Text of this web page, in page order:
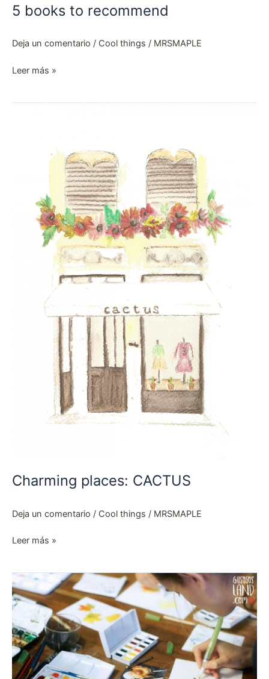
5 books to recommend
Deja un comentario / Cool things / MRSMAPLE
Leer más »
Charming places: CACTUS
Deja un comentario / Cool things / MRSMAPLE
Leer más »
Color
friday-
en